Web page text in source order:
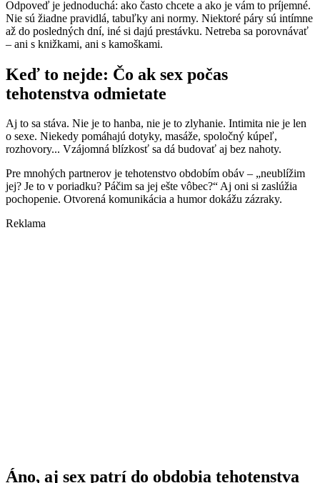
Odpoveď je jednoduchá: ako často chcete a ako je vám to príjemné.
Nie sú žiadne pravidlá, tabuľky ani normy. Niektoré páry sú intímne
až do posledných dní, iné si dajú prestávku. Netreba sa porovnávať
– ani s knižkami, ani s kamoškami.
Keď to nejde: Čo ak sex počas
tehotenstva odmietate
Aj to sa stáva. Nie je to hanba, nie je to zlyhanie. Intimita nie je len
o sexe. Niekedy pomáhajú dotyky, masáže, spoločný kúpeľ,
rozhovory... Vzájomná blízkosť sa dá budovať aj bez nahoty.
Pre mnohých partnerov je tehotenstvo obdobím obáv – „neublížim
jej? Je to v poriadku? Páčim sa jej ešte vôbec?“ Aj oni si zaslúžia
pochopenie. Otvorená komunikácia a humor dokážu zázraky.
Reklama
Áno, aj sex patrí do obdobia tehotenstva